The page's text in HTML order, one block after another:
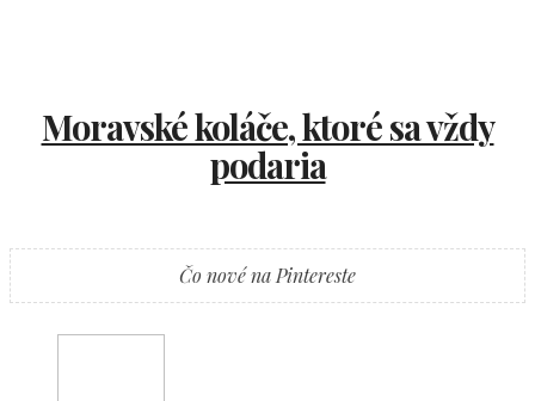
Moravské koláče, ktoré sa vždy
podaria
Čo nové na Pintereste